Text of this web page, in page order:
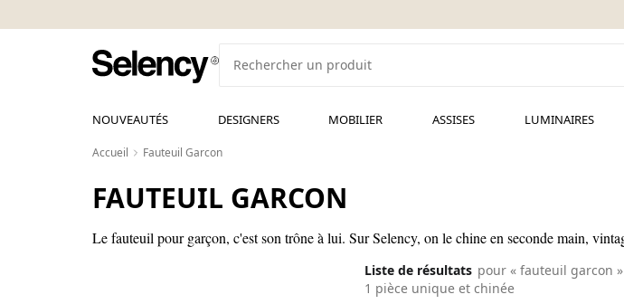
NOUVEAUTÉS DESIGNERS MOBILIER ASSISES LUMINAIRES
Accueil Fauteuil Garcon
FAUTEUIL GARCON
Le fauteuil pour garçon, c'est son trône à lui. Sur Selency, on le chine en seconde main,
Liste de résultats pour « fauteuil garcon »
1 pièce unique et chinée